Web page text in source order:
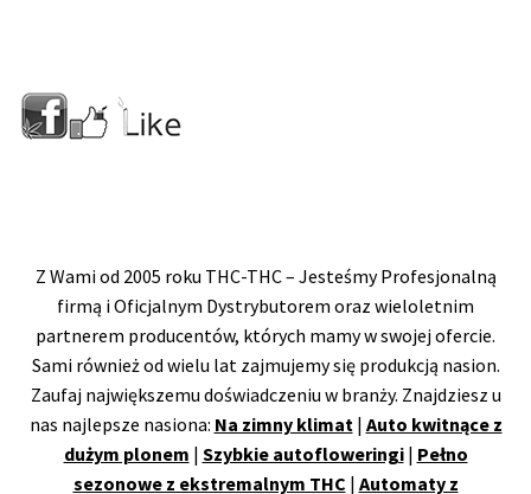
Z Wami od 2005 roku THC-THC – Jesteśmy Profesjonalną
firmą i Oficjalnym Dystrybutorem oraz wieloletnim
partnerem producentów, których mamy w swojej ofercie.
Sami również od wielu lat zajmujemy się produkcją nasion.
Zaufaj największemu doświadczeniu w branży. Znajdziesz u
nas najlepsze nasiona: Na zimny klimat | Auto kwitnące z
dużym plonem | Szybkie autofloweringi| Pełno
sezonowe z ekstremalnym THC | Automaty z